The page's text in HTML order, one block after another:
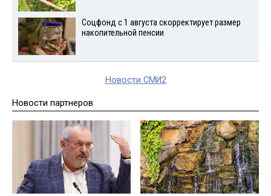
Соцфонд с 1 августа скорректирует размер
накопительной пенсии
Новости СМИ2
Новости партнеров